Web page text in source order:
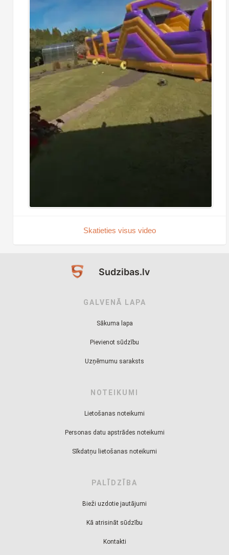
Skatieties visus video
Sudzibas.lv
GALVENĀ LAPA
Sākuma lapa
Pievienot sūdzību
Uzņēmumu saraksts
NOTEIKUMI
Lietošanas noteikumi
Personas datu apstrādes noteikumi
Sīkdatņu lietošanas noteikumi
PALĪDZĪBA
Bieži uzdotie jautājumi
Kā atrisināt sūdzību
Kontakti